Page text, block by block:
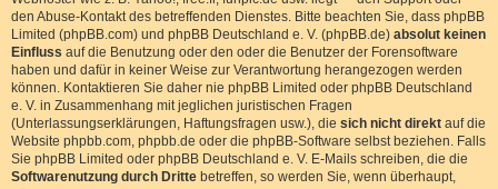
den Abuse-Kontakt des betreffenden Dienstes. Bitte beachten Sie, dass phpBB
Limited (phpBB.com) und phpBB Deutschland e. V. (phpBB.de) absolut keinen
Einfluss auf die Benutzung oder den oder die Benutzer der Forensoftware
haben und dafür in keiner Weise zur Verantwortung herangezogen werden
können. Kontaktieren Sie daher nie phpBB Limited oder phpBB Deutschland
e. V. in Zusammenhang mit jeglichen juristischen Fragen
(Unterlassungserklärungen, Haftungsfragen usw.), die sich nicht direkt auf die
Website phpbb.com, phpbb.de oder die phpBB-Software selbst beziehen. Falls
Sie phpBB Limited oder phpBB Deutschland e. V. E-Mails schreiben, die die
Softwarenutzung durch Dritte betreffen, so werden Sie, wenn überhaupt,